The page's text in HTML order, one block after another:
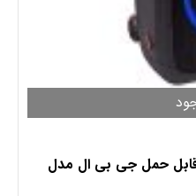
قابل حمل جی بی ال مدل